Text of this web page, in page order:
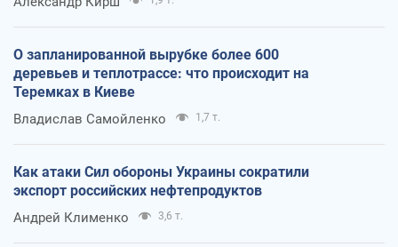
О запланированной вырубке более 600
деревьев и теплотрассе: что происходит на
Теремках в Киеве
Владислав Самойленко 1,7 т.
Как атаки Сил обороны Украины сократили
экспорт российских нефтепродуктов
Андрей Клименко 3,6 т.